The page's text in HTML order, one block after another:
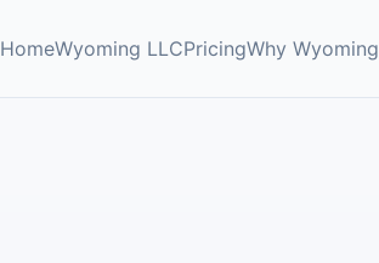
HomeWyoming LLCPricingWhy Wyoming